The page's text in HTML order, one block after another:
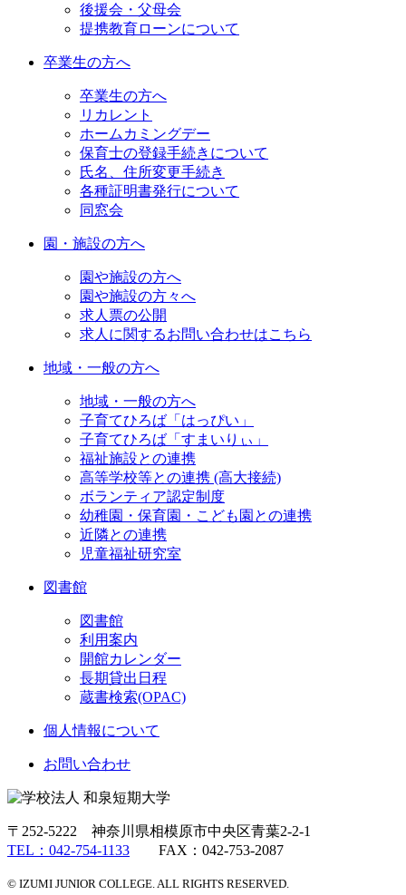
後援会・父母会
提携教育ローンについて
卒業生の方へ
卒業生の方へ
リカレント
ホームカミングデー
保育士の登録手続きについて
氏名、住所変更手続き
各種証明書発行について
同窓会
園・施設の方へ
園や施設の方へ
園や施設の方々へ
求人票の公開
求人に関するお問い合わせはこちら
地域・一般の方へ
地域・一般の方へ
子育てひろば「はっぴい」
子育てひろば「すまいりぃ」
福祉施設との連携
高等学校等との連携 (高大接続)
ボランティア認定制度
幼稚園・保育園・こども園との連携
近隣との連携
児童福祉研究室
図書館
図書館
利用案内
開館カレンダー
長期貸出日程
蔵書検索(OPAC)
個人情報について
お問い合わせ
〒252-5222 神奈川県相模原市中央区青葉2-2-1
TEL：042-754-1133 FAX：042-753-2087
© IZUMI JUNIOR COLLEGE. ALL RIGHTS RESERVED.